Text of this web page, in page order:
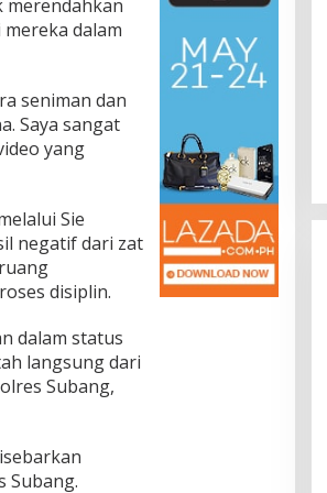
merendahkan
dalam
seniman dan
Saya sangat
yang
Sie
negatif dari zat
disiplin.
dalam status
langsung dari
Subang,
Subang.
Jalan Bergelombang dan Minim
Lampu di Ruas Bumiayu–
Bantarkawung Telan Korban,
Innova Hantam Pohon di
Bantarkawung
In Berita, Daerah, Ekonomi, Hukum & Kriminal, Info
Desa, Nasional, Otomatif, Politik,
Sosial
| 04/08/2026